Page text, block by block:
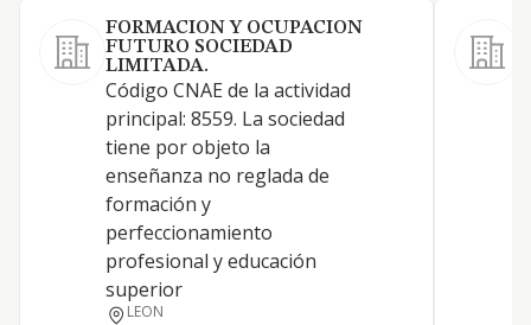
FORMACION Y OCUPACION
FUTURO SOCIEDAD
LIMITADA.
Código CNAE de la actividad
principal: 8559. La sociedad
tiene por objeto la
enseñanza no reglada de
formación y
perfeccionamiento
profesional y educación
superior
LEON